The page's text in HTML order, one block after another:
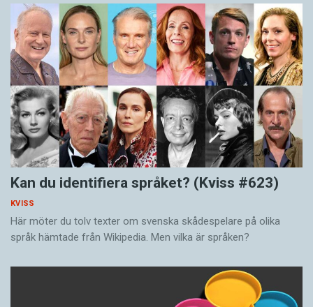
Kan du identifiera språket? (Kviss #623)
KVISS
Här möter du tolv texter om svenska skådespelare på olika
språk hämtade från Wikipedia. Men vilka är språken?